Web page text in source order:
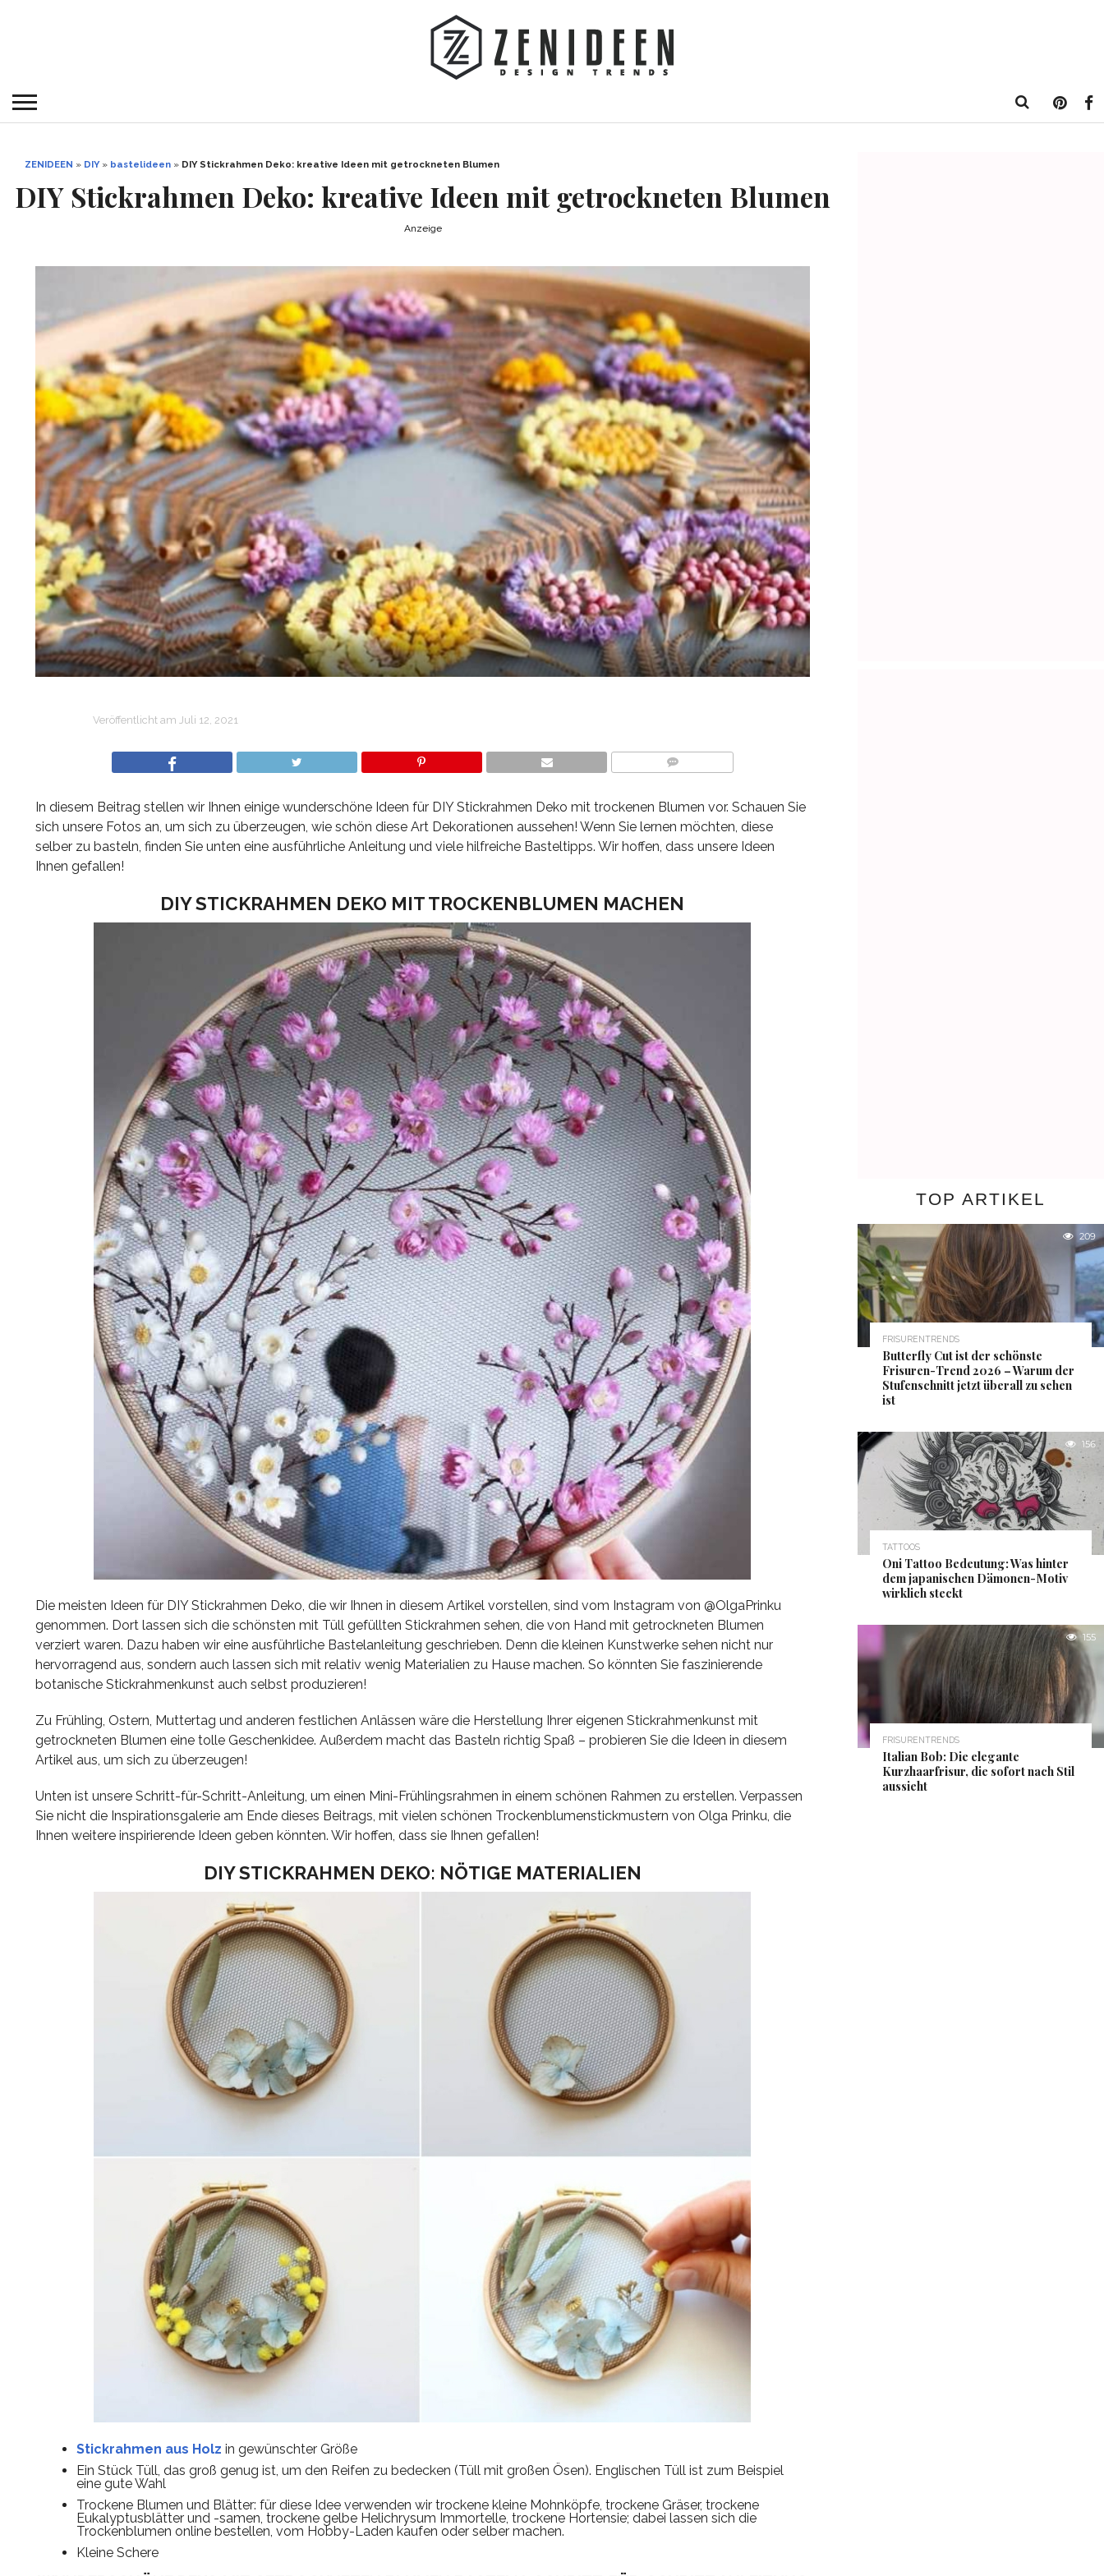
ZENIDEEN » DIY» bastelideen » DIY Stickrahmen Deko: kreative Ideen mit getrockneten Blumen
DIY Stickrahmen Deko: kreative Ideen mit getrockneten Blumen
Anzeige
Veröffentlicht am Juli 12, 2021
In diesem Beitrag stellen wir Ihnen einige wunderschöne Ideen für DIY Stickrahmen Deko mit trockenen Blumen vor. Schauen Sie
sich unsere Fotos an, um sich zu überzeugen, wie schön diese Art Dekorationen aussehen! Wenn Sie lernen möchten, diese
selber zu basteln, finden Sie unten eine ausführliche Anleitung und viele hilfreiche Basteltipps. Wir hoffen, dass unsere Ideen
Ihnen gefallen!
DIY STICKRAHMEN DEKO MIT TROCKENBLUMEN MACHEN
Die meisten Ideen für DIY Stickrahmen Deko, die wir Ihnen in diesem Artikel vorstellen, sind vom Instagram von @OlgaPrinku
genommen. Dort lassen sich die schönsten mit Tüll gefüllten Stickrahmen sehen, die von Hand mit getrockneten Blumen
verziert waren. Dazu haben wir eine ausführliche Bastelanleitung geschrieben. Denn die kleinen Kunstwerke sehen nicht nur
hervorragend aus, sondern auch lassen sich mit relativ wenig Materialien zu Hause machen. So könnten Sie faszinierende
botanische Stickrahmenkunst auch selbst produzieren!
Zu Frühling, Ostern, Muttertag und anderen festlichen Anlässen wäre die Herstellung Ihrer eigenen Stickrahmenkunst mit
getrockneten Blumen eine tolle Geschenkidee. Außerdem macht das Basteln richtig Spaß – probieren Sie die Ideen in diesem
Artikel aus, um sich zu überzeugen!
Unten ist unsere Schritt-für-Schritt-Anleitung, um einen Mini-Frühlingsrahmen in einem schönen Rahmen zu erstellen. Verpassen
Sie nicht die Inspirationsgalerie am Ende dieses Beitrags, mit vielen schönen Trockenblumenstickmustern von Olga Prinku, die
Ihnen weitere inspirierende Ideen geben könnten. Wir hoffen, dass sie Ihnen gefallen!
DIY STICKRAHMEN DEKO: NÖTIGE MATERIALIEN
Stickrahmen aus Holz in gewünschter Größe
Ein Stück Tüll, das groß genug ist, um den Reifen zu bedecken (Tüll mit großen Ösen). Englischen Tüll ist zum Beispiel
eine gute Wahl
Trockene Blumen und Blätter: für diese Idee verwenden wir trockene kleine Mohnköpfe, trockene Gräser, trockene
Eukalyptusblätter und -samen, trockene gelbe Helichrysum Immortelle, trockene Hortensie; dabei lassen sich die
Trockenblumen online bestellen, vom Hobby-Laden kaufen oder selber machen.
Kleine Schere
TOP ARTIKEL
209
FRISURENTRENDS
Butterfly Cut ist der schönste
Frisuren-Trend 2026 – Warum der
Stufenschnitt jetzt überall zu sehen
ist
156
TATTOOS
Oni Tattoo Bedeutung: Was hinter
dem japanischen Dämonen-Motiv
wirklich steckt
155
FRISURENTRENDS
Italian Bob: Die elegante
Kurzhaarfrisur, die sofort nach Stil
aussieht